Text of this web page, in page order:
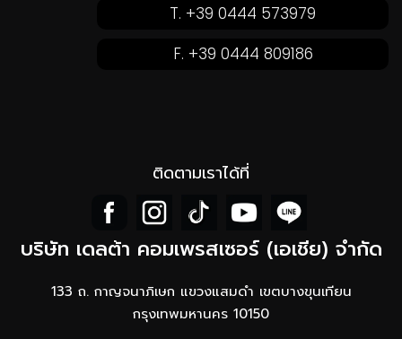
T. +39 0444 573979
F. +39 0444 809186
ติดตามเราได้ที่
บริษัท เดลต้า คอมเพรสเซอร์ (เอเชีย) จำกัด
133 ถ. กาญจนาภิเษก แขวงแสมดำ เขตบางขุนเทียน
กรุงเทพมหานคร 10150